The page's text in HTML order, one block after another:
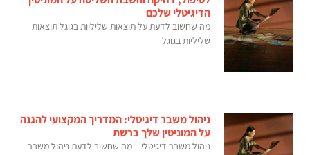
הדיגיטלי שלכם
מה שחשוב לדעת על תוצאות שליליות בגוגל תוצאות
שליליות בגוגל
ניהול משבר דיגיטלי: המדריך המקצועי להגנה
על המוניטין שלך ברשת
ניהול משבר דיגיטלי – מה שחשוב לדעת ניהול משבר